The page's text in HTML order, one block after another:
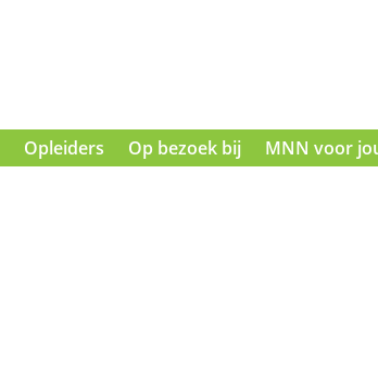
Opleiders Op bezoek bij MNN voor